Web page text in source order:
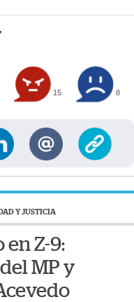
15 8
Y JUSTICIA
Z-9:
MP y